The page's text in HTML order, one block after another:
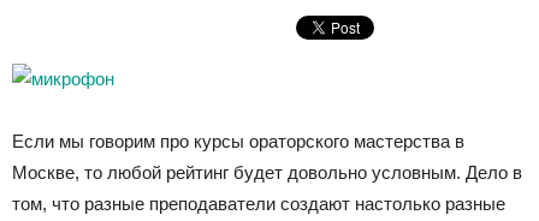
Если мы говорим про курсы ораторского мастерства в
Москве, то любой рейтинг будет довольно условным. Дело в
том, что разные преподаватели создают настолько разные